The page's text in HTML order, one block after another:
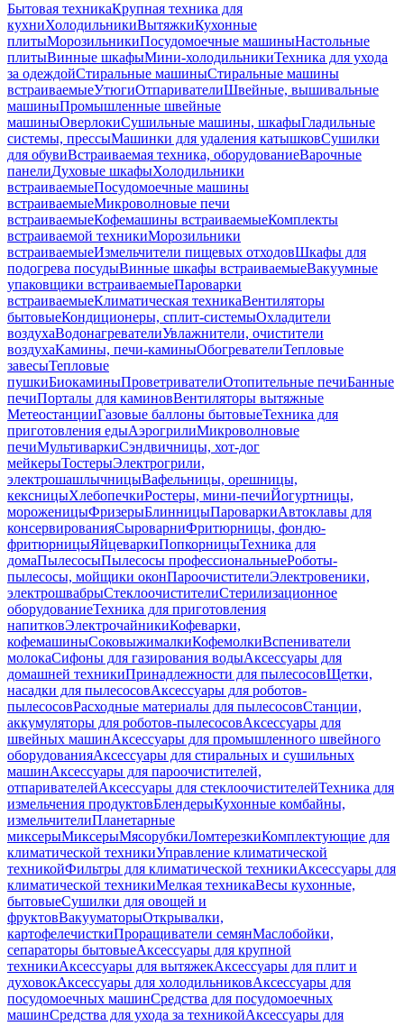
Бытовая техникаКрупная техника для
кухниХолодильникиВытяжкиКухонные
плитыМорозильникиПосудомоечные машиныНастольные
плитыВинные шкафыМини-холодильникиТехника для ухода
за одеждойСтиральные машиныСтиральные машины
встраиваемыеУтюгиОтпаривателиШвейные, вышивальные
машиныПромышленные швейные
машиныОверлокиСушильные машины, шкафыГладильные
системы, прессыМашинки для удаления катышковСушилки
для обувиВстраиваемая техника, оборудованиеВарочные
панелиДуховые шкафыХолодильники
встраиваемыеПосудомоечные машины
встраиваемыеМикроволновые печи
встраиваемыеКофемашины встраиваемыеКомплекты
встраиваемой техникиМорозильники
встраиваемыеИзмельчители пищевых отходовШкафы для
подогрева посудыВинные шкафы встраиваемыеВакуумные
упаковщики встраиваемыеПароварки
встраиваемыеКлиматическая техникаВентиляторы
бытовыеКондиционеры, сплит-системыОхладители
воздухаВодонагревателиУвлажнители, очистители
воздухаКамины, печи-каминыОбогревателиТепловые
завесыТепловые
пушкиБиокаминыПроветривателиОтопительные печиБанные
печиПорталы для каминовВентиляторы вытяжные
МетеостанцииГазовые баллоны бытовыеТехника для
приготовления едыАэрогрилиМикроволновые
печиМультиваркиСэндвичницы, хот-дог
мейкерыТостерыЭлектрогрили,
электрошашлычницыВафельницы, орешницы,
кексницыХлебопечкиРостеры, мини-печиЙогуртницы,
мороженицыФризерыБлинницыПароваркиАвтоклавы для
консервированияСыроварниФритюрницы, фондю-
фритюрницыЯйцеваркиПопкорницыТехника для
домаПылесосыПылесосы профессиональныеРоботы-
пылесосы, мойщики оконПароочистителиЭлектровеники,
электрошвабрыСтеклоочистителиСтерилизационное
оборудованиеТехника для приготовления
напитковЭлектрочайникиКофеварки,
кофемашиныСоковыжималкиКофемолкиВспениватели
молокаСифоны для газирования водыАксессуары для
домашней техникиПринадлежности для пылесосовЩетки,
насадки для пылесосовАксессуары для роботов-
пылесосовРасходные материалы для пылесосовСтанции,
аккумуляторы для роботов-пылесосовАксессуары для
швейных машинАксессуары для промышленного швейного
оборудованияАксессуары для стиральных и сушильных
машинАксессуары для пароочистителей,
отпаривателейАксессуары для стеклоочистителейТехника для
измельчения продуктовБлендерыКухонные комбайны,
измельчителиПланетарные
миксерыМиксерыМясорубкиЛомтерезкиКомплектующие для
климатической техникиУправление климатической
техникойФильтры для климатической техникиАксессуары для
климатической техникиМелкая техникаВесы кухонные,
бытовыеСушилки для овощей и
фруктовВакууматорыОткрывалки,
картофелечисткиПроращиватели семянМаслобойки,
сепараторы бытовыеАксессуары для крупной
техникиАксессуары для вытяжекАксессуары для плит и
духовокАксессуары для холодильниковАксессуары для
посудомоечных машинСредства для посудомоечных
машинСредства для ухода за техникойАксессуары для